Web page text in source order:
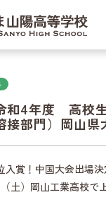
和4年度 高校
接部門）岡山県
入賞！中国大会出場決
土）岡山工業高校で